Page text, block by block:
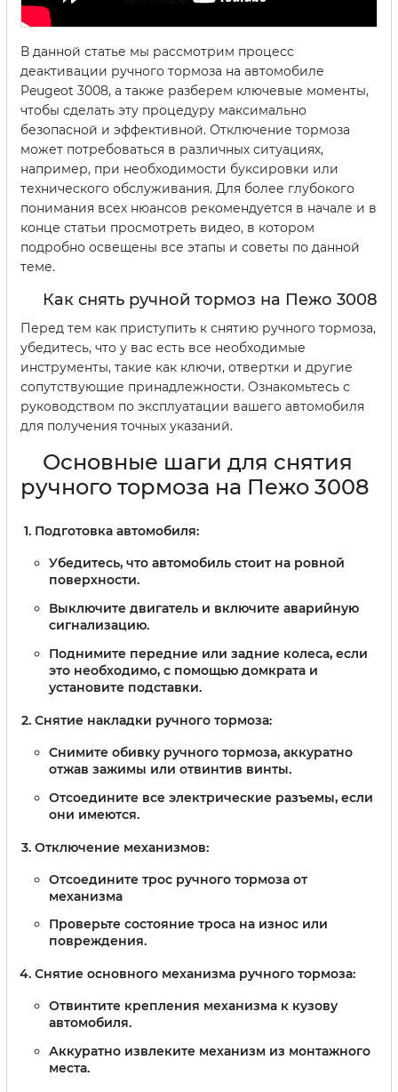
В данной статье мы рассмотрим процесс
деактивации ручного тормоза на автомобиле
Peugeot 3008, а также разберем ключевые моменты,
чтобы сделать эту процедуру максимально
безопасной и эффективной. Отключение тормоза
может потребоваться в различных ситуациях,
например, при необходимости буксировки или
технического обслуживания. Для более глубокого
понимания всех нюансов рекомендуется в начале и в
конце статьи просмотреть видео, в котором
подробно освещены все этапы и советы по данной
теме.
Как снять ручной тормоз на Пежо 3008
Перед тем как приступить к снятию ручного тормоза,
убедитесь, что у вас есть все необходимые
инструменты, такие как ключи, отвертки и другие
сопутствующие принадлежности. Ознакомьтесь с
руководством по эксплуатации вашего автомобиля
для получения точных указаний.
Основные шаги для снятия
ручного тормоза на Пежо 3008
Подготовка автомобиля:
Убедитесь, что автомобиль стоит на ровной
поверхности.
Выключите двигатель и включите аварийную
сигнализацию.
Поднимите передние или задние колеса, если
это необходимо, с помощью домкрата и
установите подставки.
Снятие накладки ручного тормоза:
Снимите обивку ручного тормоза, аккуратно
отжав зажимы или отвинтив винты.
Отсоедините все электрические разъемы, если
они имеются.
Отключение механизмов:
Отсоедините трос ручного тормоза от
механизма
Проверьте состояние троса на износ или
повреждения.
Снятие основного механизма ручного тормоза:
Отвинтите крепления механизма к кузову
автомобиля.
Аккуратно извлеките механизм из монтажного
места.